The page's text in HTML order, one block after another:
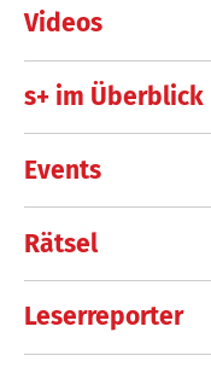
Videos
s+ im Überblick
Events
Rätsel
Leserreporter